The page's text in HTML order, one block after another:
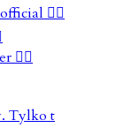
Tylko t